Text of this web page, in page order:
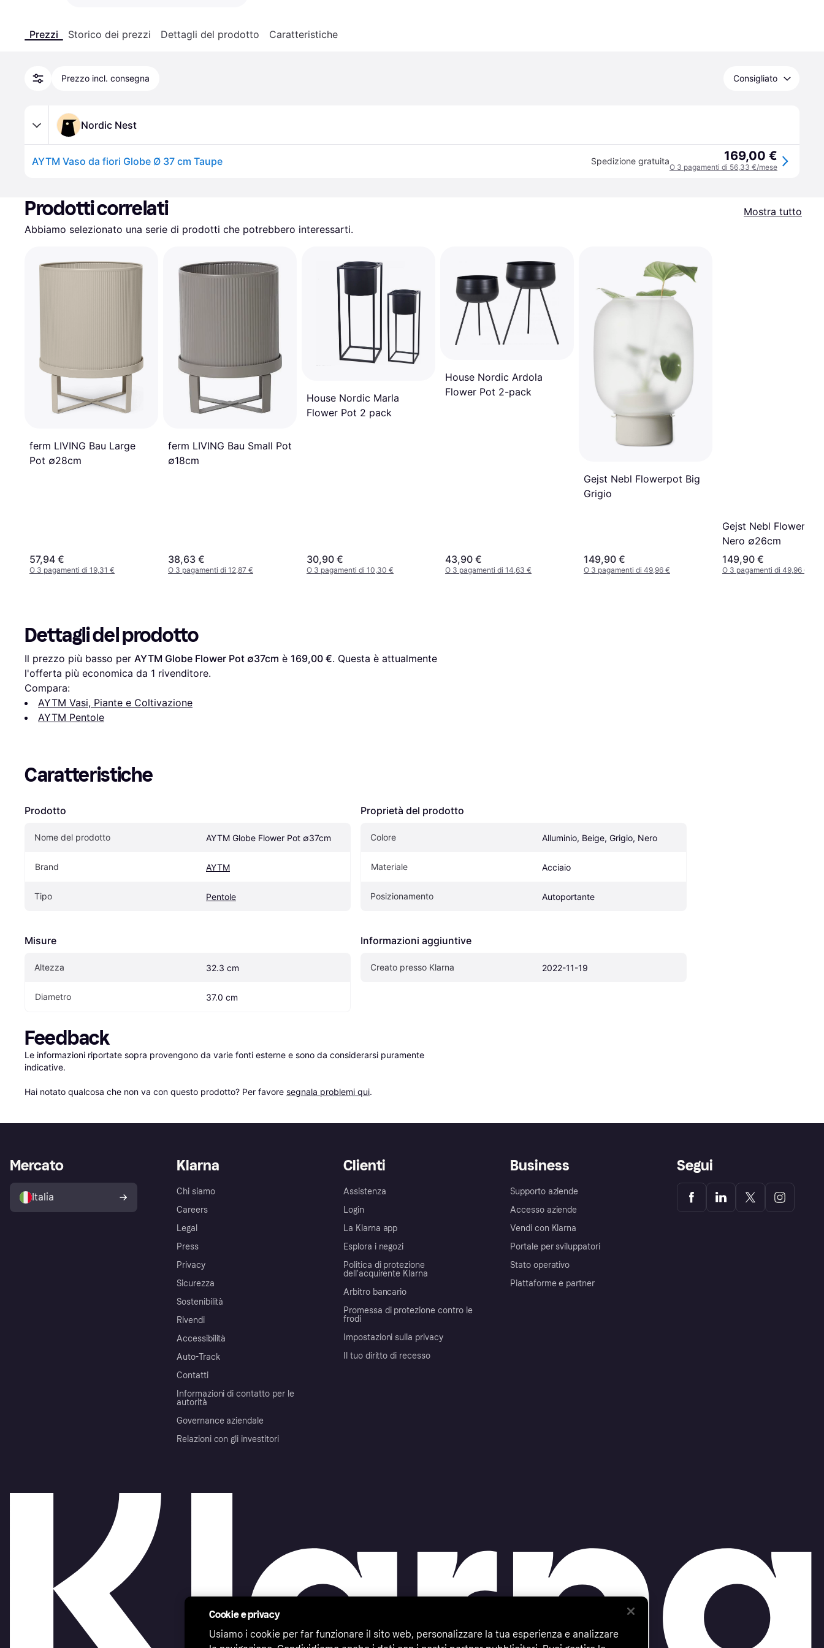
Prezzi Storico dei prezzi Dettagli del prodotto Caratteristiche
Prezzo incl. consegna Consigliato
Nordic Nest
AYTM Vaso da fiori Globe Ø 37 cm Taupe Spedizione gratuita 169,00 €
O 3 pagamenti di 56,33 €/mese
Prodotti correlati
Mostra tutto
Abbiamo selezionato una serie di prodotti che potrebbero interessarti.
ferm LIVING Bau Large
Pot ∅28cm
57,94 €
O 3 pagamenti di 19,31 €
ferm LIVING Bau Small Pot
∅18cm
38,63 €
O 3 pagamenti di 12,87 €
House Nordic Marla
Flower Pot 2 pack
30,90 €
O 3 pagamenti di 10,30 €
House Nordic Ardola
Flower Pot 2-pack
43,90 €
O 3 pagamenti di 14,63 €
Gejst Nebl Flowerpot Big
Grigio
149,90 €
O 3 pagamenti di 49,96 €
Gejst Nebl Flowerpot
Nero ∅26cm
149,90 €
O 3 pagamenti di 49,96 €
Dettagli del prodotto
Il prezzo più basso per AYTM Globe Flower Pot ∅37cm è 169,00 €. Questa è attualmente
l'offerta più economica da 1 rivenditore.
Compara:
AYTM Vasi, Piante e Coltivazione
AYTM Pentole
Caratteristiche
Prodotto
Nome del prodotto AYTM Globe Flower Pot ∅37cm
Brand AYTM
Tipo Pentole
Misure
Altezza 32.3 cm
Diametro 37.0 cm
Proprietà del prodotto
Colore Alluminio, Beige, Grigio, Nero
Materiale Acciaio
Posizionamento Autoportante
Informazioni aggiuntive
Creato presso Klarna 2022-11-19
Feedback
Le informazioni riportate sopra provengono da varie fonti esterne e sono da considerarsi puramente
indicative.
Hai notato qualcosa che non va con questo prodotto? Per favore segnala problemi qui.
Klarna
Chi siamo
Careers
Legal
Press
Privacy
Sicurezza
Sostenibilità
Rivendi
Accessibilità
Auto-Track
Contatti
Informazioni di contatto per le
autorità
Governance aziendale
Relazioni con gli investitori
Clienti
Assistenza
Login
La Klarna app
Esplora i negozi
Politica di protezione
dell'acquirente Klarna
Arbitro bancario
Promessa di protezione contro le
frodi
Impostazioni sulla privacy
Il tuo diritto di recesso
Business
Supporto aziende
Accesso aziende
Vendi con Klarna
Portale per sviluppatori
Stato operativo
Piattaforme e partner
Mercato
Italia
Segui
Cookie e privacy
Usiamo i cookie per far funzionare il sito web, personalizzare la tua esperienza e analizzare